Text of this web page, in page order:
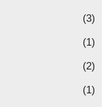
(3)
(1)
(2)
(1)